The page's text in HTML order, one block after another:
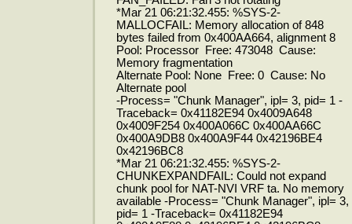
*Mar 21 06:21:32.455: %SYS-2-
MALLOCFAIL: Memory allocation of 848
bytes failed from 0x400AA664, alignment 8
Pool: Processor Free: 473048 Cause:
Memory fragmentation
Alternate Pool: None Free: 0 Cause: No
Alternate pool
-Process= "Chunk Manager", ipl= 3, pid= 1 -
Traceback= 0x41182E94 0x4009A648
0x4009F254 0x400A066C 0x400AA66C
0x400A9DB8 0x400A9F44 0x42196BE4
0x42196BC8
*Mar 21 06:21:32.455: %SYS-2-
CHUNKEXPANDFAIL: Could not expand
chunk pool for NAT-NVI VRF ta. No memory
available -Process= "Chunk Manager", ipl= 3,
pid= 1 -Traceback= 0x41182E94